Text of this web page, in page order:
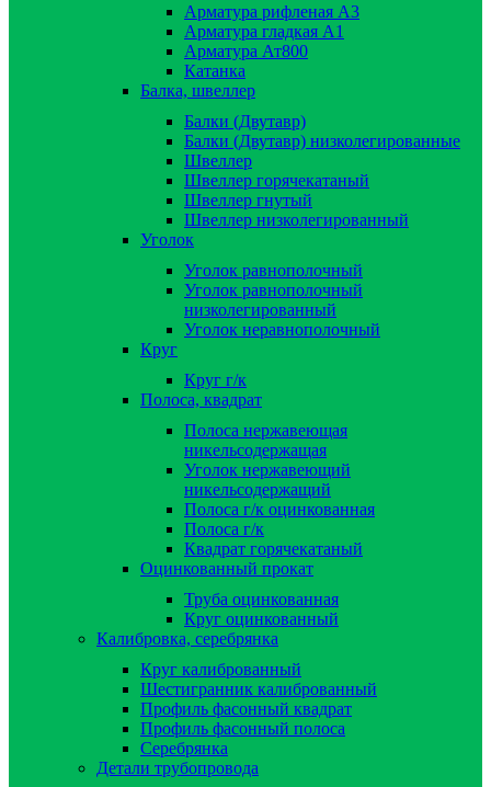
Арматура рифленая А3
Арматура гладкая А1
Арматура Ат800
Катанка
Балка, швеллер
Балки (Двутавр)
Балки (Двутавр) низколегированные
Швеллер
Швеллер горячекатаный
Швеллер гнутый
Швеллер низколегированный
Уголок
Уголок равнополочный
Уголок равнополочный
низколегированный
Уголок неравнополочный
Круг
Круг г/к
Полоса, квадрат
Полоса нержавеющая
никельсодержащая
Уголок нержавеющий
никельсодержащий
Полоса г/к оцинкованная
Полоса г/к
Квадрат горячекатаный
Оцинкованный прокат
Труба оцинкованная
Круг оцинкованный
Калибровка, серебрянка
Круг калиброванный
Шестигранник калиброванный
Профиль фасонный квадрат
Профиль фасонный полоса
Серебрянка
Детали трубопровода